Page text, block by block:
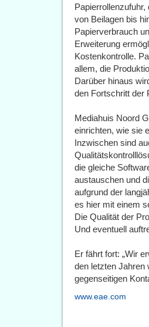
von Beilagen bis
Papierverbrauch
Erweiterung
Kostenkontrolle.
allem, die
Darüber hinaus
den Fortschritt der
Mediahuis Noord
einrichten, wie sie
Inzwischen sind
die gleiche
austauschen und
aufgrund der
es hier mit einem
Die Qualität der
Und eventuell
Er fährt fort: „Wir
den letzten Jahren
gegenseitigen
www.eae.com